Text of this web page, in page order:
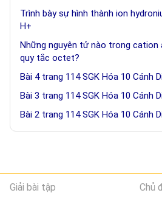
Trình bày sự hình thành ion
H+
Những nguyên tử nào trong
quy tắc octet?
Bài 4 trang 114 SGK Hóa 10 Cánh
Bài 3 trang 114 SGK Hóa 10 Cánh
Bài 2 trang 114 SGK Hóa 10 Cánh
Giải bài tập Chủ